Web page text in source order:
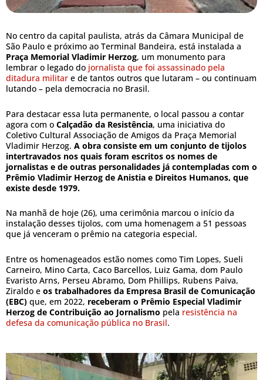
No centro da capital paulista, atrás da Câmara Municipal de
São Paulo e próximo ao Terminal Bandeira, está instalada a
Praça Memorial Vladimir Herzog, um monumento para
lembrar o legado do jornalista que foi assassinado pela
ditadura militar e de tantos outros que lutaram – ou continuam
lutando – pela democracia no Brasil.
Para destacar essa luta permanente, o local passou a contar
agora com o Calçadão da Resistência, uma iniciativa do
Coletivo Cultural Associação de Amigos da Praça Memorial
Vladimir Herzog. A obra consiste em um conjunto de tijolos
intertravados nos quais foram escritos os nomes de
jornalistas e de outras personalidades já contempladas com o
Prêmio Vladimir Herzog de Anistia e Direitos Humanos, que
existe desde 1979.
Na manhã de hoje (26), uma cerimônia marcou o início da
instalação desses tijolos, com uma homenagem a 51 pessoas
que já venceram o prêmio na categoria especial.
Entre os homenageados estão nomes como Tim Lopes, Sueli
Carneiro, Mino Carta, Caco Barcellos, Luiz Gama, dom Paulo
Evaristo Arns, Perseu Abramo, Dom Phillips, Rubens Paiva,
Ziraldo e os trabalhadores da Empresa Brasil de Comunicação
(EBC) que, em 2022, receberam o Prêmio Especial Vladimir
Herzog de Contribuição ao Jornalismo pela resistência na
defesa da comunicação pública no Brasil.